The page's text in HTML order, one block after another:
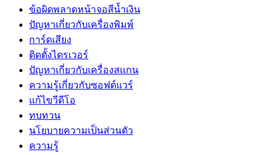
ข้อผิดพลาดหน้าจอสีน้ำเงิน
ปัญหาเกี่ยวกับเครื่องพิมพ์
การ์ดเสียง
ติดตั้งไดรเวอร์
ปัญหาเกี่ยวกับเครื่องสแกน
ความรู้เกี่ยวกับซอฟต์แวร์
แก้ไขวีดีโอ
ทบทวน
นโยบายความเป็นส่วนตัว
ความรู้